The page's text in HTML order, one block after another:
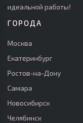
идеальной работы!
ГОРОДА
Москва
Екатеринбург
Ростов-на-Дону
Самара
Новосибирск
Челябинск